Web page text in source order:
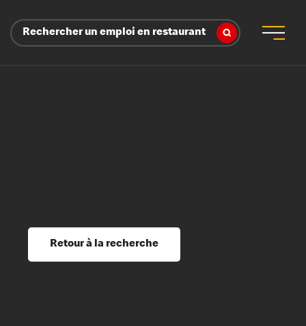
Rechercher un emploi en restaurant
et perfectionnement
du savoirRetour à la recherche